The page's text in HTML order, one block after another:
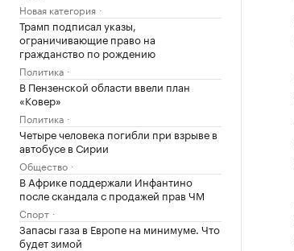
Новая категория
Трамп подписал указы,
ограничивающие право на
гражданство по рождению
Политика
В Пензенской области ввели план
«Ковер»
Политика
Четыре человека погибли при взрыве в
автобусе в Сирии
Общество
В Африке поддержали Инфантино
после скандала с продажей прав ЧМ
Спорт
Запасы газа в Европе на минимуме. Что
будет зимой